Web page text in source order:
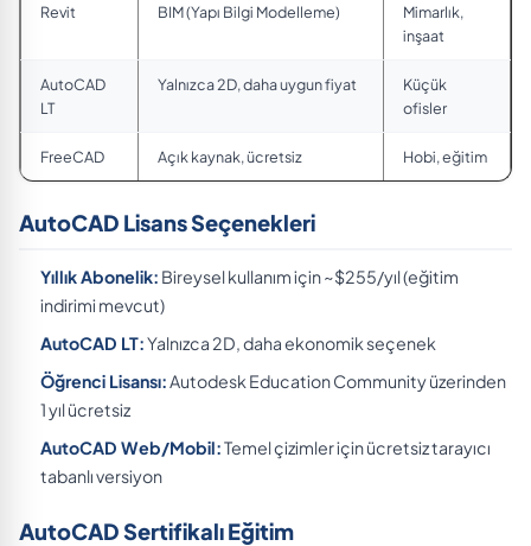
Revit BIM (Yapı Bilgi Modelleme)
Mimarlık,
inşaat
AutoCAD
LT
Yalnızca 2D, daha uygun fiyat
Küçük
ofisler
FreeCAD Açık kaynak, ücretsiz Hobi, eğitim
AutoCAD Lisans Seçenekleri
Yıllık Abonelik: Bireysel kullanım için ~$255/yıl (eğitim
indirimi mevcut)
AutoCAD LT:Yalnızca 2D, daha ekonomik seçenek
Öğrenci Lisansı:Autodesk Education Community üzerinden
1 yıl ücretsiz
AutoCAD Web/Mobil:Temel çizimler için ücretsiz tarayıcı
tabanlı versiyon
AutoCAD Sertifikalı Eğitim